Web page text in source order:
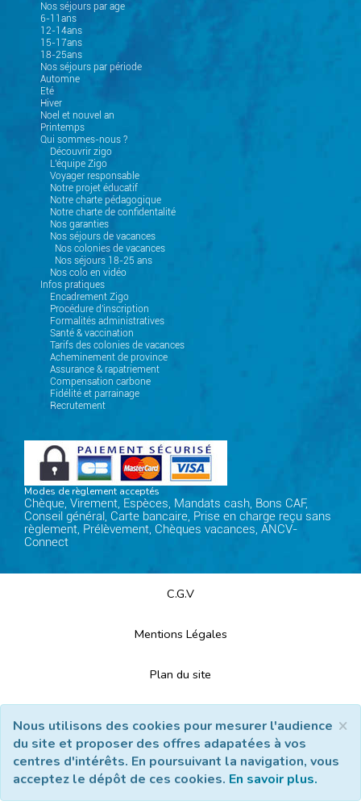
Nos séjours par age
6-11ans
12-14ans
15-17ans
18-25ans
Nos séjours par période
Automne
Eté
Hiver
Noel et nouvel an
Printemps
Qui sommes-nous ?
Découvrir zigo
L'équipe Zigo
Voyager responsable
Notre projet éducatif
Notre charte pédagogique
Notre charte de confidentalité
Nos garanties
Nos séjours de vacances
Nos colonies de vacances
Nos séjours 18-25 ans
Nos colo en vidéo
Infos pratiques
Encadrement Zigo
Procédure d'inscription
Formalités administratives
Santé & vaccination
Tarifs des colonies de vacances
Acheminement de province
Assurance & rapatriement
Compensation carbone
Fidélité et parrainage
Recrutement
Modes de règlement acceptés
Chèque, Virement, Espèces, Mandats cash, Bons CAF,
Conseil général, Carte bancaire, Prise en charge reçu sans
règlement, Prélèvement, Chèques vacances, ANCV-
Connect
C.G.V
Mentions Légales
Plan du site
Nous contacter
Réalisation Cubiq- SolutionVackélys
×
Nous utilisons des cookies pour mesurer l'audience
du site et proposer des offres adapatées à vos
centres d'intérêts. En poursuivant la navigation, vous
acceptez le dépôt de ces cookies. En savoir plus.